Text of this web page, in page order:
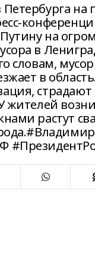
Петербурга
на
в
словам,
в
страдают
жителей
растут